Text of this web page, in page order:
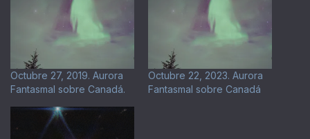
Octubre 27, 2019. Aurora
Fantasmal sobre Canadá.
Octubre 22, 2023. Aurora
Fantasmal sobre Canadá